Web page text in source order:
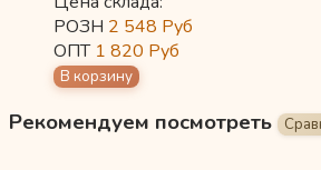
РОЗН 2 548 Руб
ОПТ 1 820 Руб
Рекомендуем посмотреть